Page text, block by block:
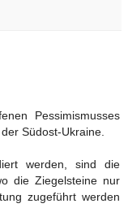
Pessimismusses
Südost-Ukraine.
werden, sind die
die Ziegelsteine nur
zugeführt werden